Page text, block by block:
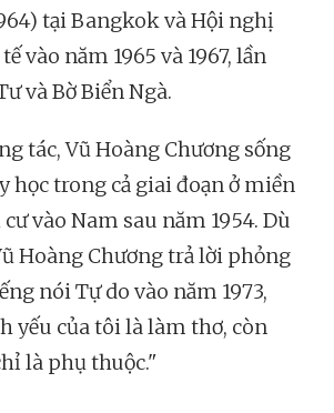
tại Bangkok và Hội nghị
vào năm 1965 và 1967, lần
và Bờ Biển Ngà.
tác, Vũ Hoàng Chương sống
học trong cả giai đoạn ở miền
vào Nam sau năm 1954. Dù
Hoàng Chương trả lời phỏng
nói Tự do vào năm 1973,
yếu của tôi là làm thơ, còn
là phụ thuộc."